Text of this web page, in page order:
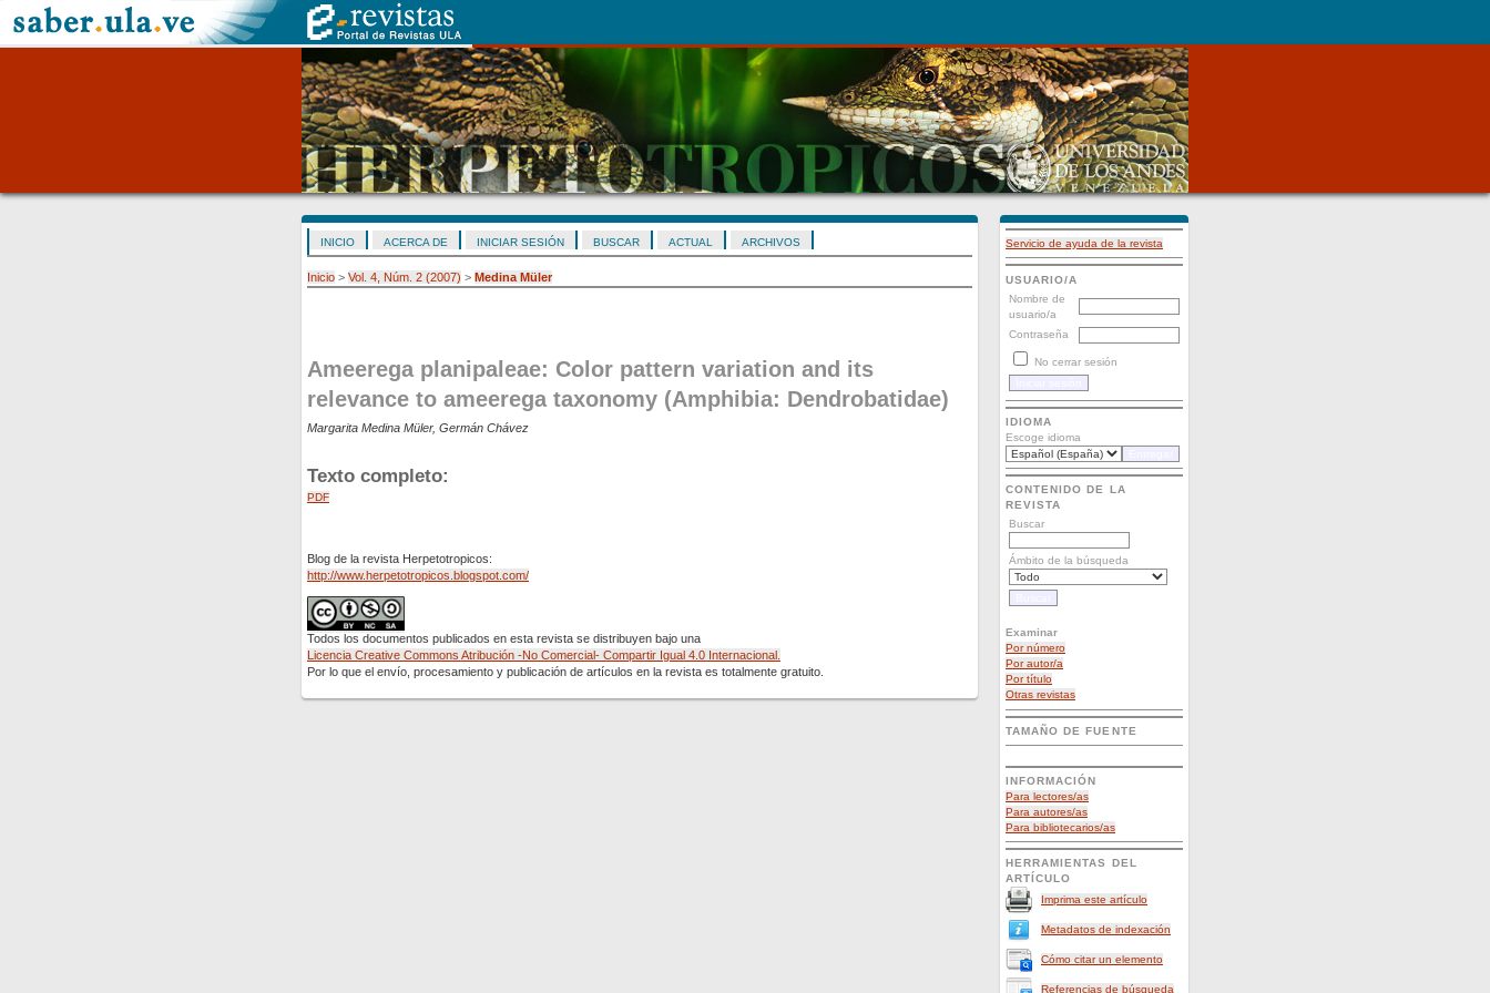
Servicio de ayuda de la revista
USUARIO/A
Nombre de
usuario/a
Contraseña
No cerrar sesión
IDIOMA
Escoge idioma
CONTENIDO DE LA
REVISTA
Buscar
Ámbito de la búsqueda
Examinar
Por número
Por autor/a
Por título
Otras revistas
TAMAÑO DE FUENTE
INFORMACIÓN
Para lectores/as
Para autores/as
Para bibliotecarios/as
HERRAMIENTAS DEL
ARTÍCULO
Imprima este artículo
Metadatos de indexación
Cómo citar un elemento
Referencias de búsqueda
INICIO ACERCA DE INICIAR SESIÓN BUSCAR ACTUAL ARCHIVOS
Inicio > Vol. 4, Núm. 2 (2007) > Medina Müler
Ameerega planipaleae: Color pattern variation and its
relevance to ameerega taxonomy (Amphibia: Dendrobatidae)
Margarita Medina Müler, Germán Chávez
Texto completo:
PDF
Blog de la revista Herpetotropicos:
http://www.herpetotropicos.blogspot.com/
Todos los documentos publicados en esta revista se distribuyen bajo una
Licencia Creative Commons Atribución -No Comercial- Compartir Igual 4.0 Internacional.
Por lo que el envío, procesamiento y publicación de artículos en la revista es totalmente gratuito.